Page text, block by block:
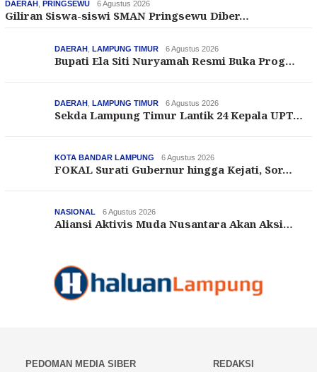
DAERAH PRINGSEWU 6 Agustus 2026
Giliran Siswa-siswi SMAN Pringsewu Diber…
DAERAH LAMPUNG TIMUR 6 Agustus 2026
Bupati Ela Siti Nuryamah Resmi Buka Prog…
DAERAH LAMPUNG TIMUR 6 Agustus 2026
Sekda Lampung Timur Lantik 24 Kepala UPT…
KOTA BANDAR LAMPUNG 6 Agustus 2026
FOKAL Surati Gubernur hingga Kejati, Sor…
NASIONAL 6 Agustus 2026
Aliansi Aktivis Muda Nusantara Akan Aksi…
PEDOMAN MEDIA SIBER REDAKSI